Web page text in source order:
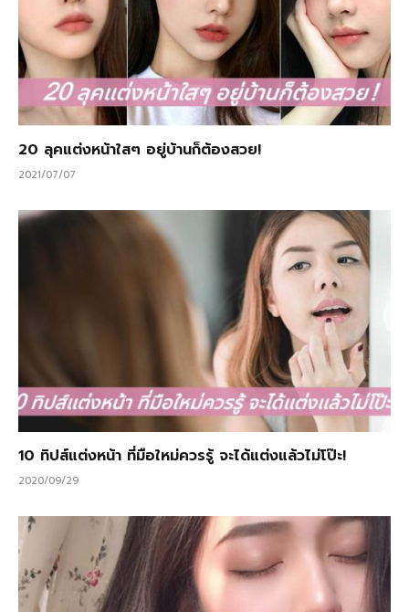
20 ลุคแต่งหน้าใสๆ อยู่บ้านก็ต้องสวย!
2021/07/07
10 ทิปส์แต่งหน้า ที่มือใหม่ควรรู้ จะได้แต่งแล้วไม่โป๊ะ!
2020/09/29